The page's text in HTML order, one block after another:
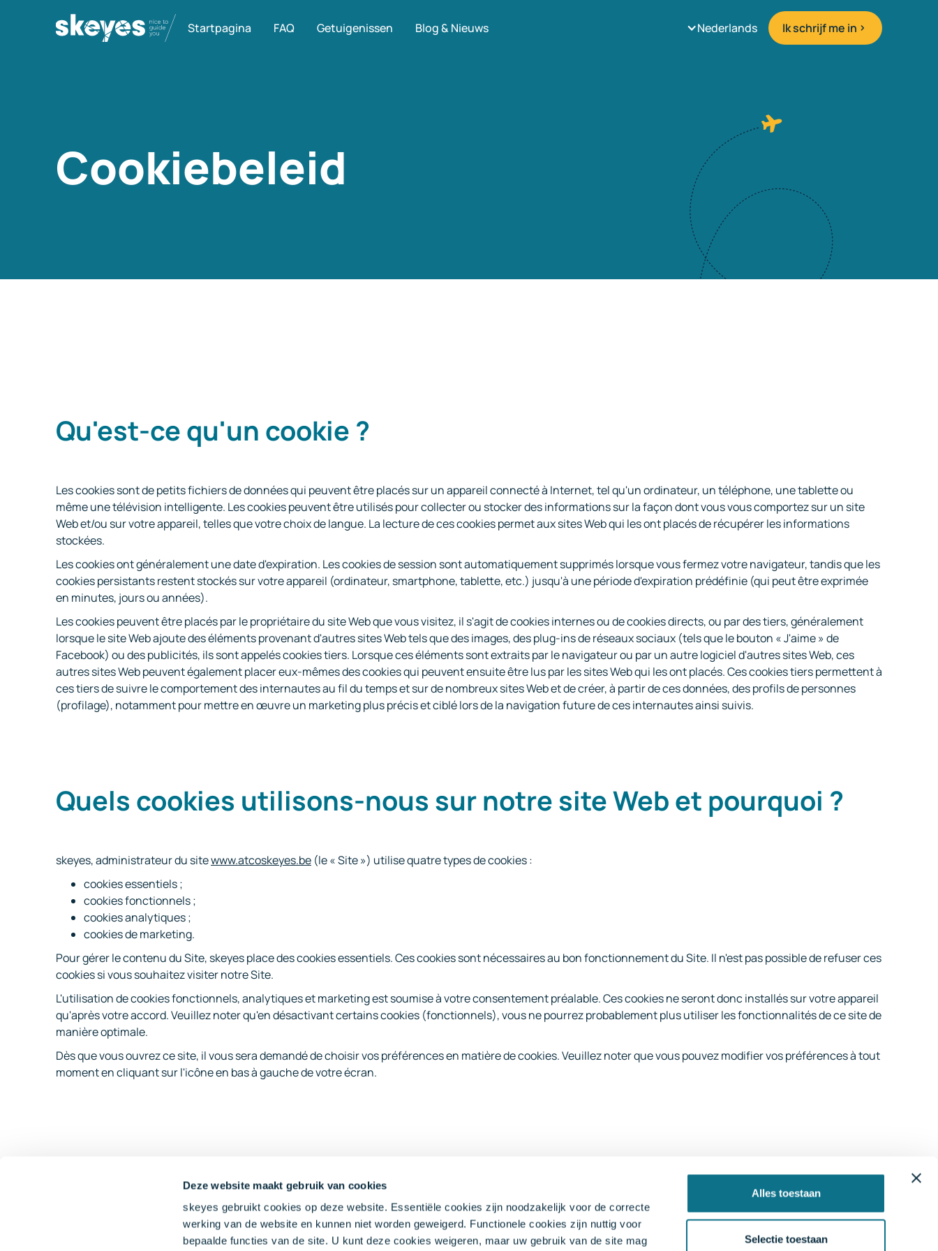
Deze website maakt gebruik van cookies
skeyes gebruikt cookies op deze website. Essentiële cookies zijn noodzakelijk voor de correcte
werking van de website en kunnen niet worden geweigerd. Functionele cookies zijn nuttig voor
bepaalde functies van de site. U kunt deze cookies weigeren, maar uw gebruik van de site mag
Alles toestaan
Selectie toestaan
Startpagina FAQ Getuigenissen Blog & Nieuws Nederlands Ik schrijf me in
Cookiebeleid
Qu'est-ce qu'un cookie ?
Les cookies sont de petits fichiers de données qui peuvent être placés sur un appareil connecté à Internet, tel qu'un ordinateur, un téléphone, une tablette ou
même une télévision intelligente. Les cookies peuvent être utilisés pour collecter ou stocker des informations sur la façon dont vous vous comportez sur un site
Web et/ou sur votre appareil, telles que votre choix de langue. La lecture de ces cookies permet aux sites Web qui les ont placés de récupérer les informations
stockées.
Les cookies ont généralement une date d'expiration. Les cookies de session sont automatiquement supprimés lorsque vous fermez votre navigateur, tandis que les
cookies persistants restent stockés sur votre appareil (ordinateur, smartphone, tablette, etc.) jusqu'à une période d'expiration prédéfinie (qui peut être exprimée
en minutes, jours ou années).
Les cookies peuvent être placés par le propriétaire du site Web que vous visitez, il s'agit de cookies internes ou de cookies directs, ou par des tiers, généralement
lorsque le site Web ajoute des éléments provenant d'autres sites Web tels que des images, des plug-ins de réseaux sociaux (tels que le bouton « J'aime » de
Facebook) ou des publicités, ils sont appelés cookies tiers. Lorsque ces éléments sont extraits par le navigateur ou par un autre logiciel d'autres sites Web, ces
autres sites Web peuvent également placer eux-mêmes des cookies qui peuvent ensuite être lus par les sites Web qui les ont placés. Ces cookies tiers permettent à
ces tiers de suivre le comportement des internautes au fil du temps et sur de nombreux sites Web et de créer, à partir de ces données, des profils de personnes
(profilage), notamment pour mettre en œuvre un marketing plus précis et ciblé lors de la navigation future de ces internautes ainsi suivis.
Quels cookies utilisons-nous sur notre site Web et pourquoi ?
skeyes, administrateur du sitewww.atcoskeyes.be (le « Site ») utilise quatre types de cookies :
cookies essentiels ;
cookies fonctionnels ;
cookies analytiques ;
cookies de marketing.
Pour gérer le contenu du Site, skeyes place des cookies essentiels. Ces cookies sont nécessaires au bon fonctionnement du Site. Il n'est pas possible de refuser ces
cookies si vous souhaitez visiter notre Site.
L'utilisation de cookies fonctionnels, analytiques et marketing est soumise à votre consentement préalable. Ces cookies ne seront donc installés sur votre appareil
qu'après votre accord. Veuillez noter qu'en désactivant certains cookies (fonctionnels), vous ne pourrez probablement plus utiliser les fonctionnalités de ce site de
manière optimale.
Dès que vous ouvrez ce site, il vous sera demandé de choisir vos préférences en matière de cookies. Veuillez noter que vous pouvez modifier vos préférences à tout
moment en cliquant sur l'icône en bas à gauche de votre écran.